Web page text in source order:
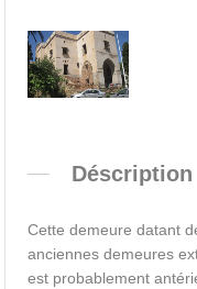
Déscription
Cette demeure datant
anciennes demeures
est probablement